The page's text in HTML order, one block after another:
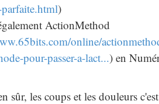
)
ActionMethod
online/
pour-passer-a-lact...) en
sûr, les coups et les douleurs c'est